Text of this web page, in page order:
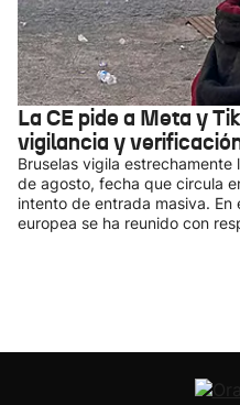
La CE pide a Meta y
vigilancia y
Bruselas vigila estrechamente
de agosto, fecha que circula
intento de entrada masiva. En
europea se ha reunido con